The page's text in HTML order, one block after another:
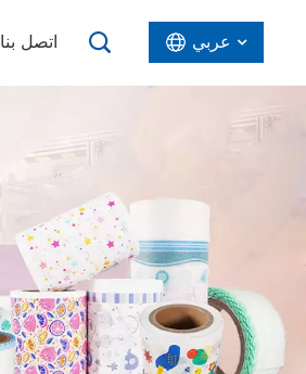
اتصل بنا عربي
عربي